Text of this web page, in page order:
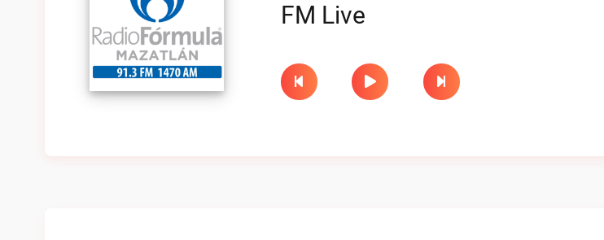
FM Live